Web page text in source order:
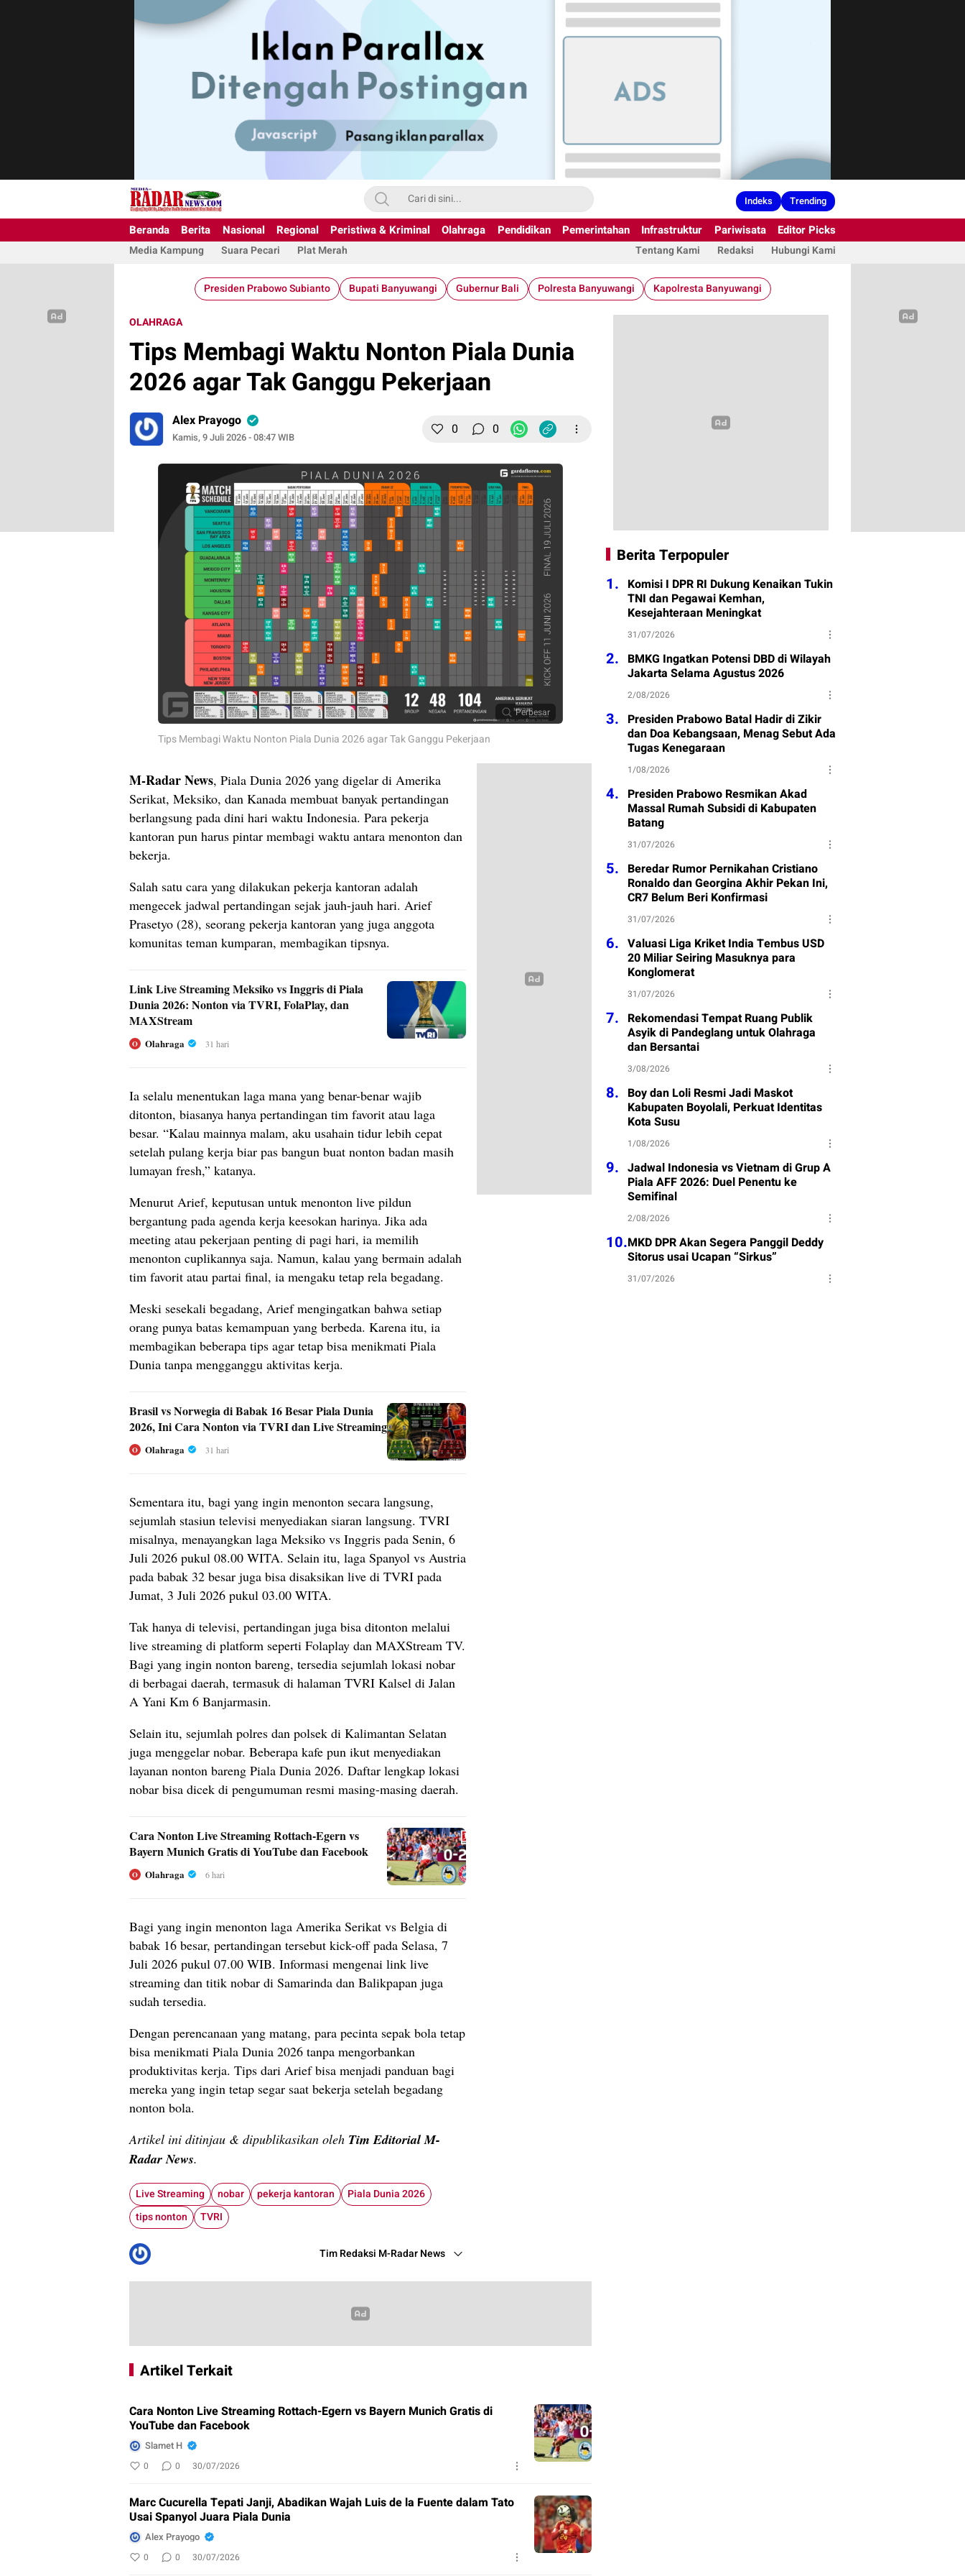
Indeks Trending
Beranda Berita Nasional Regional Peristiwa & Kriminal Olahraga Pendidikan Pemerintahan Infrastruktur Pariwisata Editor Picks
Media Kampung Suara Pecari Plat Merah Tentang Kami Redaksi Hubungi Kami
Presiden Prabowo Subianto Bupati Banyuwangi Gubernur Bali Polresta Banyuwangi Kapolresta Banyuwangi
OLAHRAGA
Tips Membagi Waktu Nonton Piala Dunia
2026 agar Tak Ganggu Pekerjaan
Alex Prayogo
Kamis, 9 Juli 2026 - 08:47 WIB 0 0
Perbesar
Tips Membagi Waktu Nonton Piala Dunia 2026 agar Tak Ganggu Pekerjaan
M-Radar News, Piala Dunia 2026 yang digelar di Amerika
Serikat, Meksiko, dan Kanada membuat banyak pertandingan
berlangsung pada dini hari waktu Indonesia. Para pekerja
kantoran pun harus pintar membagi waktu antara menonton dan
bekerja.
Salah satu cara yang dilakukan pekerja kantoran adalah
mengecek jadwal pertandingan sejak jauh-jauh hari. Arief
Prasetyo (28), seorang pekerja kantoran yang juga anggota
komunitas teman kumparan, membagikan tipsnya.
Link Live Streaming Meksiko vs Inggris di Piala
Dunia 2026: Nonton via TVRI, FolaPlay, dan
MAXStream
O Olahraga 31 hari
Ia selalu menentukan laga mana yang benar-benar wajib
ditonton, biasanya hanya pertandingan tim favorit atau laga
besar. “Kalau mainnya malam, aku usahain tidur lebih cepat
setelah pulang kerja biar pas bangun buat nonton badan masih
lumayan fresh,” katanya.
Menurut Arief, keputusan untuk menonton live pildun
bergantung pada agenda kerja keesokan harinya. Jika ada
meeting atau pekerjaan penting di pagi hari, ia memilih
menonton cuplikannya saja. Namun, kalau yang bermain adalah
tim favorit atau partai final, ia mengaku tetap rela begadang.
Meski sesekali begadang, Arief mengingatkan bahwa setiap
orang punya batas kemampuan yang berbeda. Karena itu, ia
membagikan beberapa tips agar tetap bisa menikmati Piala
Dunia tanpa mengganggu aktivitas kerja.
Brasil vs Norwegia di Babak 16 Besar Piala Dunia
2026, Ini Cara Nonton via TVRI dan Live Streaming
O Olahraga 31 hari
Sementara itu, bagi yang ingin menonton secara langsung,
sejumlah stasiun televisi menyediakan siaran langsung. TVRI
misalnya, menayangkan laga Meksiko vs Inggris pada Senin, 6
Juli 2026 pukul 08.00 WITA. Selain itu, laga Spanyol vs Austria
pada babak 32 besar juga bisa disaksikan live di TVRI pada
Jumat, 3 Juli 2026 pukul 03.00 WITA.
Tak hanya di televisi, pertandingan juga bisa ditonton melalui
live streaming di platform seperti Folaplay dan MAXStream TV.
Bagi yang ingin nonton bareng, tersedia sejumlah lokasi nobar
di berbagai daerah, termasuk di halaman TVRI Kalsel di Jalan
A Yani Km 6 Banjarmasin.
Selain itu, sejumlah polres dan polsek di Kalimantan Selatan
juga menggelar nobar. Beberapa kafe pun ikut menyediakan
layanan nonton bareng Piala Dunia 2026. Daftar lengkap lokasi
nobar bisa dicek di pengumuman resmi masing-masing daerah.
Cara Nonton Live Streaming Rottach-Egern vs
Bayern Munich Gratis di YouTube dan Facebook
O Olahraga 6 hari
Bagi yang ingin menonton laga Amerika Serikat vs Belgia di
babak 16 besar, pertandingan tersebut kick-off pada Selasa, 7
Juli 2026 pukul 07.00 WIB. Informasi mengenai link live
streaming dan titik nobar di Samarinda dan Balikpapan juga
sudah tersedia.
Dengan perencanaan yang matang, para pecinta sepak bola tetap
bisa menikmati Piala Dunia 2026 tanpa mengorbankan
produktivitas kerja. Tips dari Arief bisa menjadi panduan bagi
mereka yang ingin tetap segar saat bekerja setelah begadang
nonton bola.
Artikel ini ditinjau & dipublikasikan oleh Tim Editorial M-
Radar News.
Live Streaming nobar pekerja kantoran
Piala Dunia 2026
tips nonton
TVRI
Tim Redaksi M-Radar News
Artikel Terkait
Cara Nonton Live Streaming Rottach-Egern vs Bayern Munich Gratis di
YouTube dan Facebook
Slamet H
0 0 30/07/2026
Marc Cucurella Tepati Janji, Abadikan Wajah Luis de la Fuente dalam Tato
Usai Spanyol Juara Piala Dunia
Alex Prayogo
0 0 30/07/2026
Berita Terpopuler
1. Komisi I DPR RI Dukung Kenaikan Tukin
TNI dan Pegawai Kemhan,
Kesejahteraan Meningkat
31/07/2026
2. BMKG Ingatkan Potensi DBD di Wilayah
Jakarta Selama Agustus 2026
2/08/2026
3. Presiden Prabowo Batal Hadir di Zikir
dan Doa Kebangsaan, Menag Sebut Ada
Tugas Kenegaraan
1/08/2026
4. Presiden Prabowo Resmikan Akad
Massal Rumah Subsidi di Kabupaten
Batang
31/07/2026
5. Beredar Rumor Pernikahan Cristiano
Ronaldo dan Georgina Akhir Pekan Ini,
CR7 Belum Beri Konfirmasi
31/07/2026
6. Valuasi Liga Kriket India Tembus USD
20 Miliar Seiring Masuknya para
Konglomerat
31/07/2026
7. Rekomendasi Tempat Ruang Publik
Asyik di Pandeglang untuk Olahraga
dan Bersantai
3/08/2026
8. Boy dan Loli Resmi Jadi Maskot
Kabupaten Boyolali, Perkuat Identitas
Kota Susu
1/08/2026
9. Jadwal Indonesia vs Vietnam di Grup A
Piala AFF 2026: Duel Penentu ke
Semifinal
2/08/2026
10.MKD DPR Akan Segera Panggil Deddy
Sitorus usai Ucapan “Sirkus”
31/07/2026